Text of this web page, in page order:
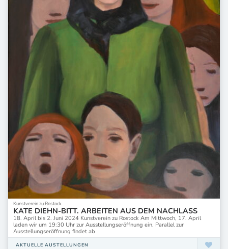
Kunstverein zu Rostock
KATE DIEHN-BITT. ARBEITEN AUS DEM NACHLASS
18. April bis 2. Juni 2024 Kunstverein zu Rostock Am Mittwoch, 17. April
laden wir um 19:30 Uhr zur Ausstellungseröffnung ein. Parallel zur
Ausstellungseröffnung findet ab
AKTUELLE AUSTELLUNGEN